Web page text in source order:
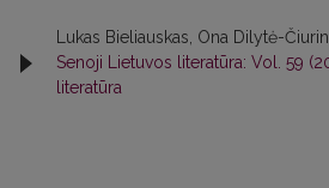
Lukas Bieliauskas, Ona Dilytė-
Senoji Lietuvos literatūra: Vol. 59
literatūra